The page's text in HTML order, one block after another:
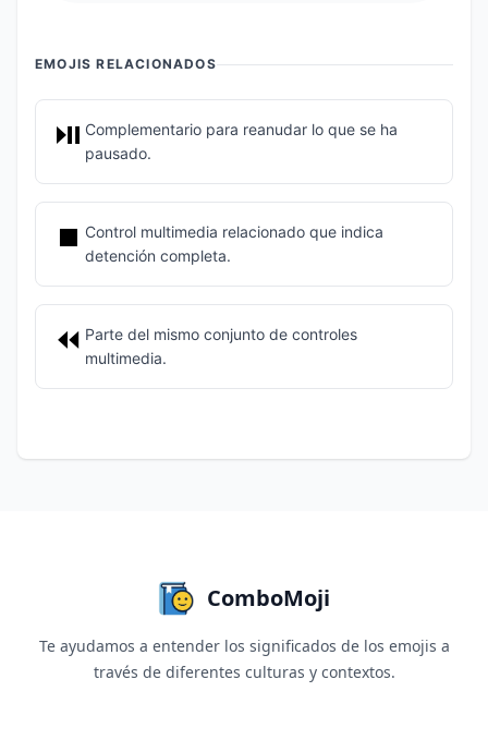
EMOJIS RELACIONADOS
⏯️ Complementario para reanudar lo que se ha
pausado.
⏹️ Control multimedia relacionado que indica
detención completa.
⏪ Parte del mismo conjunto de controles
multimedia.
ComboMoji
Te ayudamos a entender los significados de los emojis a
través de diferentes culturas y contextos.